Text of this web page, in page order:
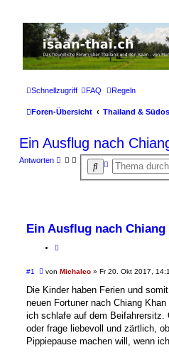
Thailand & Isaan
Das freundliche Forum über Thailand
Schnellzugriff FAQ Regeln
Foren-Übersicht Thailand &
Ein Ausflug nach
Antworten
S
u
E
w
t
h
Ein Ausflug nach Chiang
#1
B
i
r
a
von Michaleo » Fr 20. Okt 2017,
Die Kinder haben Ferien und
neuen Fortuner nach Chiang
ich schlafe auf dem Beifahrersitz.
oder frage liebevoll und zärtlich,
Pippiepause machen will, wenn